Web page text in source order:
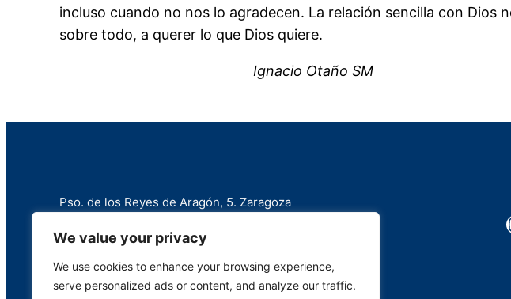
We value your privacy
We use cookies to enhance your browsing experience,
serve personalized ads or content, and analyze our traffic.
incluso cuando no nos lo agradecen. La relación sencilla con Dios
sobre todo, a querer lo que Dios quiere.
Ignacio Otaño SM
Pso. de los Reyes de Aragón, 5. Zaragoza